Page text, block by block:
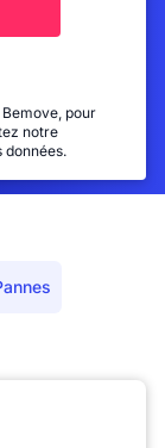
pour
notre
données.